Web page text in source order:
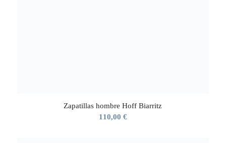
Zapatillas hombre Hoff Biarritz
110,00 €